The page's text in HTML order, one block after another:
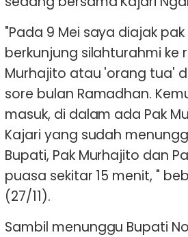
"Pada 9 Mei saya diajak
berkunjung silahturahmi ke
Murhajito atau 'orang tua'
sore bulan Ramadhan.
masuk, di dalam ada Pak
Kajari yang sudah
Bupati, Pak Murhajito dan
puasa sekitar 15 menit, "
(27/11).
Sambil menunggu Bupati